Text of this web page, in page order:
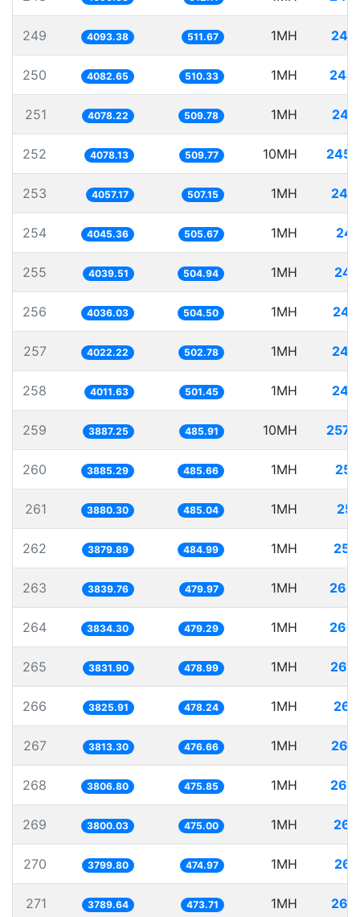
249 4093.38 511.67 1MH
250 4082.65 510.33 1MH
251 4078.22 509.78 1MH
252 4078.13 509.77 10MH
253 4057.17 507.15 1MH
254 4045.36 505.67 1MH
255 4039.51 504.94 1MH
256 4036.03 504.50 1MH
257 4022.22 502.78 1MH
258 4011.63 501.45 1MH
259 3887.25 485.91 10MH
260 3885.29 485.66 1MH
261 3880.30 485.04 1MH
262 3879.89 484.99 1MH
263 3839.76 479.97 1MH
264 3834.30 479.29 1MH
265 3831.90 478.99 1MH
266 3825.91 478.24 1MH
267 3813.30 476.66 1MH
268 3806.80 475.85 1MH
269 3800.03 475.00 1MH
270 3799.80 474.97 1MH
271 3789.64 473.71 1MH